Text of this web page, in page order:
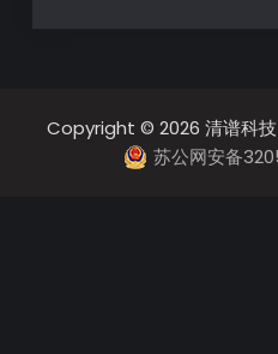
Copyright © 2026 清谱科
苏公网安备